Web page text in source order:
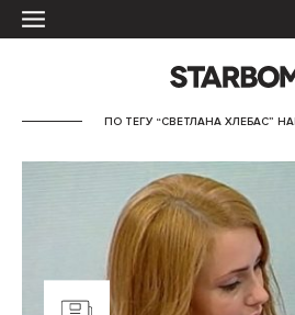
ПО ТЕГУ “СВЕТЛАНА ХЛЕБАС”